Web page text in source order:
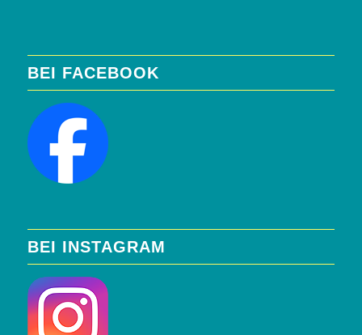
BEI FACEBOOK
BEI INSTAGRAM